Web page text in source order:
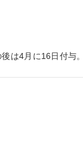
は4月に16日付与。